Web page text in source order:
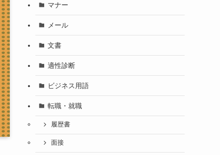
マナー
メール
文書
適性診断
ビジネス用語
転職・就職
履歴書
面接